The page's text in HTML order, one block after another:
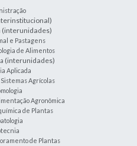
(interunidades)
e Pastagens
de Alimentos
(interunidades)
Aplicada
Agrícolas
Agronômica
de Plantas
de Plantas